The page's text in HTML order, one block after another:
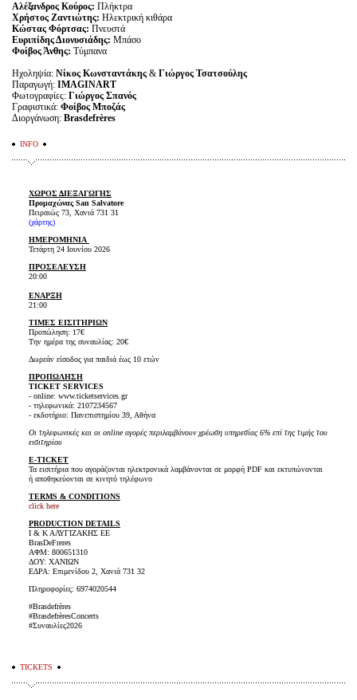
Αλέξανδρος Κούρος: Πλήκτρα
Χρήστος Ζαντιώτης: Ηλεκτρική κιθάρα
Κώστας Φόρτσας: Πνευστά
Ευριπίδης Διονυσιάδης: Μπάσο
Φοίβος Άνθης: Τύμπανα
Hχοληψία: Νίκος Κωνσταντάκης & Γιώργος Τσατσούλης
Παραγωγή: IMAGINART
Φωτογραφίες: Γιώργος Σπανός
Γραφιστικά: Φοίβος Μποζάς
Διοργάνωση: Brasdefrères
INFO
ΧΩΡΟΣ ΔΙΕΞΑΓΩΓΗΣ
Προμαχώνας San Salvatore
Πειραιώς 73, Χανιά 731 31
(χάρτης)
ΗΜΕΡΟΜΗΝΙΑ
Τετάρτη 24 Ιουνίου 2026
ΠΡΟΣΕΛΕΥΣΗ
20:00
ΕΝΑΡΞΗ
21:00
ΤΙΜΕΣ ΕΙΣΙΤΗΡΙΩΝ
Προπώληση: 17€
Την ημέρα της συναυλίας: 20€
Δωρεάν είσοδος για παιδιά έως 10 ετών
ΠΡΟΠΩΛΗΣΗ
TICKET SERVICES
- online: www.ticketservices.gr
- τηλεφωνικά: 2107234567
- εκδοτήριο: Πανεπιστημίου 39, Αθήνα
Οι τηλεφωνικές και οι online αγορές περιλαμβάνουν χρέωση υπηρεσίας 6% επί της τιμής του
εισιτηρίου
E-TICKET
Τα εισιτήρια που αγοράζονται ηλεκτρονικά λαμβάνονται σε μορφή PDF και εκτυπώνονται
ή αποθηκεύονται σε κινητό τηλέφωνο
TERMS & CONDITIONS
click here
PRODUCTION DETAILS
Ι & Κ ΑΛΥΓΙΖΑΚΗΣ ΕΕ
BrasDeFreres
ΑΦΜ: 800651310
ΔΟΥ: ΧΑΝΙΩΝ
ΕΔΡΑ: Επιμενίδου 2, Χανιά 731 32
Πληροφορίες: 6974020544
#Brasdefrères
#BrasdefrèresConcerts
#Συναυλίες2026
TICKETS